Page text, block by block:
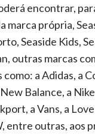
encontrar,
marca própria,
Seaside Kids,
outras marcas
a Adidas, a
Balance, a
a Vans, a
entre outras, aos